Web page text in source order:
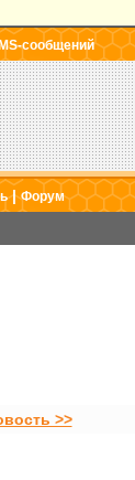
сообщений
|Форум
>>